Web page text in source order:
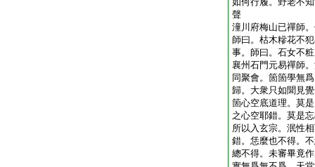
聲
潼川府梅山已禪師
師曰。枯木糝花不
事。師曰。石女不
襄州石門元易禪師
同聚會。箇箇學無
歸。大衆只如聞見
箇心空底道理。莫
之心空耶錯。莫是
所以入玄宗。泯性
錯。恁麼也不得。
總不得。未審畢竟